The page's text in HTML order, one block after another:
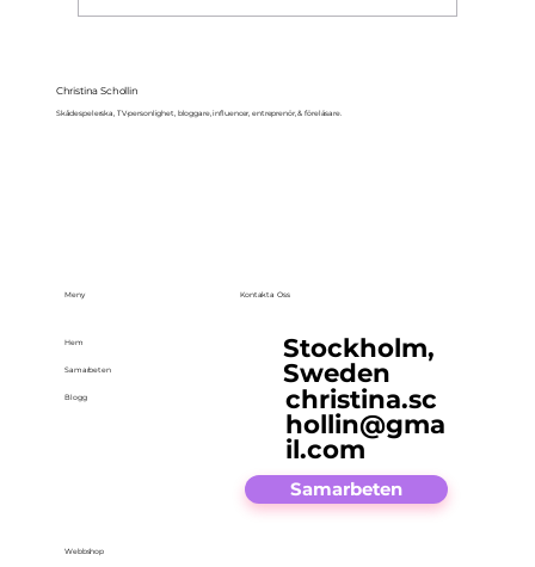
Christina Schollin
Skådespelerska, TV-personlighet, bloggare, influencer, entreprenör, & föreläsare.
Meny
Hem
Samarbeten
Blogg
Webbshop
Kontakta Oss
Stockholm,
Sweden
christina.sc
hollin@gma
il.com
Samarbeten